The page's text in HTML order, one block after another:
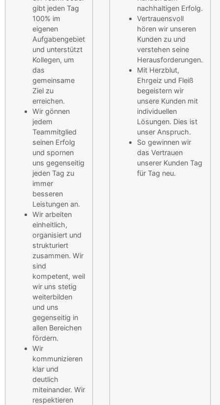
gibt jeden Tag
100% im
eigenen
Aufgabengebiet
und unterstützt
Kollegen, um
das
gemeinsame
Ziel zu
erreichen.
Wir gönnen
jedem
Teammitglied
seinen Erfolg
und spornen
uns gegenseitig
jeden Tag zu
immer
besseren
Leistungen an.
Wir arbeiten
einheitlich,
organisiert und
strukturiert
zusammen. Wir
sind
kompetent, weil
wir uns stetig
weiterbilden
und uns
gegenseitig in
allen Bereichen
fördern.
Wir
kommunizieren
klar und
deutlich
miteinander. Wir
respektieren
nachhaltigen Erfolg.
Vertrauensvoll
hören wir unseren
Kunden zu und
verstehen seine
Herausforderungen.
Mit Herzblut,
Ehrgeiz und Fleiß
begeistern wir
unsere Kunden mit
individuellen
Lösungen. Dies ist
unser Anspruch.
So gewinnen wir
das Vertrauen
unserer Kunden Tag
für Tag neu.